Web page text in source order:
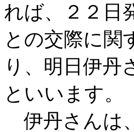
れば、２２日
との交際に関
り、明日伊丹
といいます。
伊丹さんは